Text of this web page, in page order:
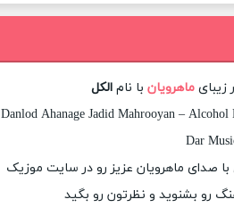
زیبای ماهرویانبا نام الکل
Danlod Ahanage Jadid Mahrooyan –
Dar
با صدای ماهرویان عزیز رو در سایت موزیک
رو بشنوید و نظرتون رو بگید